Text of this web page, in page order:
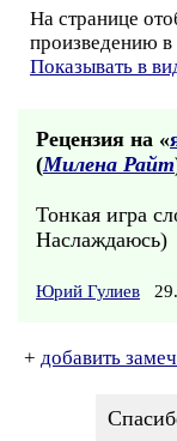
На странице
произведению в
Показывать в
Рецензия на «
(Милена Райт
Тонкая игра
Наслаждаюсь)
Юрий Гулиев
+ добавить